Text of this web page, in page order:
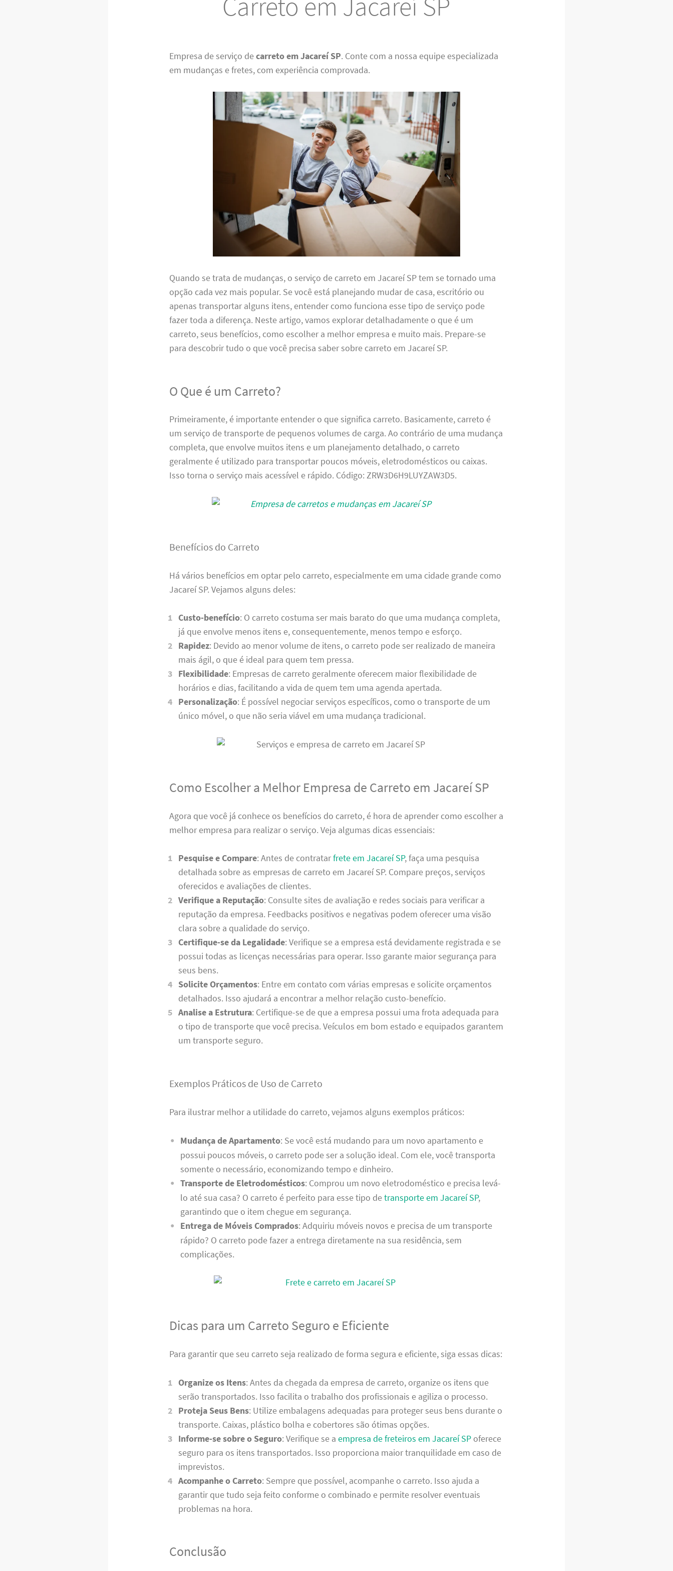
Empresa de serviço decarreto em Jacareí SP. Conte com a nossa equipe especializada
em mudanças e fretes, com experiência comprovada.
Quando se trata de mudanças, o serviço de carreto em Jacareí SP tem se tornado uma
opção cada vez mais popular. Se você está planejando mudar de casa, escritório ou
apenas transportar alguns itens, entender como funciona esse tipo de serviço pode
fazer toda a diferença. Neste artigo, vamos explorar detalhadamente o que é um
carreto, seus benefícios, como escolher a melhor empresa e muito mais. Prepare-se
para descobrir tudo o que você precisa saber sobre carreto em Jacareí SP.
O Que é um Carreto?
Primeiramente, é importante entender o que significa carreto. Basicamente, carreto é
um serviço de transporte de pequenos volumes de carga. Ao contrário de uma mudança
completa, que envolve muitos itens e um planejamento detalhado, o carreto
geralmente é utilizado para transportar poucos móveis, eletrodomésticos ou caixas.
Isso torna o serviço mais acessível e rápido. Código: ZRW3D6H9LUYZAW3D5.
Benefícios do Carreto
Há vários benefícios em optar pelo carreto, especialmente em uma cidade grande como
Jacareí SP. Vejamos alguns deles:
Custo-benefício: O carreto costuma ser mais barato do que uma mudança completa,
já que envolve menos itens e, consequentemente, menos tempo e esforço.
Rapidez: Devido ao menor volume de itens, o carreto pode ser realizado de maneira
mais ágil, o que é ideal para quem tem pressa.
Flexibilidade: Empresas de carreto geralmente oferecem maior flexibilidade de
horários e dias, facilitando a vida de quem tem uma agenda apertada.
Personalização: É possível negociar serviços específicos, como o transporte de um
único móvel, o que não seria viável em uma mudança tradicional.
Como Escolher a Melhor Empresa de Carreto em Jacareí SP
Agora que você já conhece os benefícios do carreto, é hora de aprender como escolher a
melhor empresa para realizar o serviço. Veja algumas dicas essenciais:
Pesquise e Compare: Antes de contratarfrete em Jacareí SP, faça uma pesquisa
detalhada sobre as empresas de carreto em Jacareí SP. Compare preços, serviços
oferecidos e avaliações de clientes.
Verifique a Reputação: Consulte sites de avaliação e redes sociais para verificar a
reputação da empresa. Feedbacks positivos e negativas podem oferecer uma visão
clara sobre a qualidade do serviço.
Certifique-se da Legalidade: Verifique se a empresa está devidamente registrada e se
possui todas as licenças necessárias para operar. Isso garante maior segurança para
seus bens.
Solicite Orçamentos: Entre em contato com várias empresas e solicite orçamentos
detalhados. Isso ajudará a encontrar a melhor relação custo-benefício.
Analise a Estrutura: Certifique-se de que a empresa possui uma frota adequada para
o tipo de transporte que você precisa. Veículos em bom estado e equipados garantem
um transporte seguro.
Exemplos Práticos de Uso de Carreto
Para ilustrar melhor a utilidade do carreto, vejamos alguns exemplos práticos:
Mudança de Apartamento: Se você está mudando para um novo apartamento e
possui poucos móveis, o carreto pode ser a solução ideal. Com ele, você transporta
somente o necessário, economizando tempo e dinheiro.
Transporte de Eletrodomésticos: Comprou um novo eletrodoméstico e precisa levá-
lo até sua casa? O carreto é perfeito para esse tipo detransporte em Jacareí SP,
garantindo que o item chegue em segurança.
Entrega de Móveis Comprados: Adquiriu móveis novos e precisa de um transporte
rápido? O carreto pode fazer a entrega diretamente na sua residência, sem
complicações.
Dicas para um Carreto Seguro e Eficiente
Para garantir que seu carreto seja realizado de forma segura e eficiente, siga essas dicas:
Organize os Itens: Antes da chegada da empresa de carreto, organize os itens que
serão transportados. Isso facilita o trabalho dos profissionais e agiliza o processo.
Proteja Seus Bens: Utilize embalagens adequadas para proteger seus bens durante o
transporte. Caixas, plástico bolha e cobertores são ótimas opções.
Informe-se sobre o Seguro: Verifique se a empresa de freteiros em Jacareí SPoferece
seguro para os itens transportados. Isso proporciona maior tranquilidade em caso de
imprevistos.
Acompanhe o Carreto: Sempre que possível, acompanhe o carreto. Isso ajuda a
garantir que tudo seja feito conforme o combinado e permite resolver eventuais
problemas na hora.
Conclusão